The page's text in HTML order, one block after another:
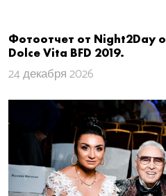
Фотоотчет от Night2Day о
Dolce Vita​ BFD 2019.
24 декабря 2026